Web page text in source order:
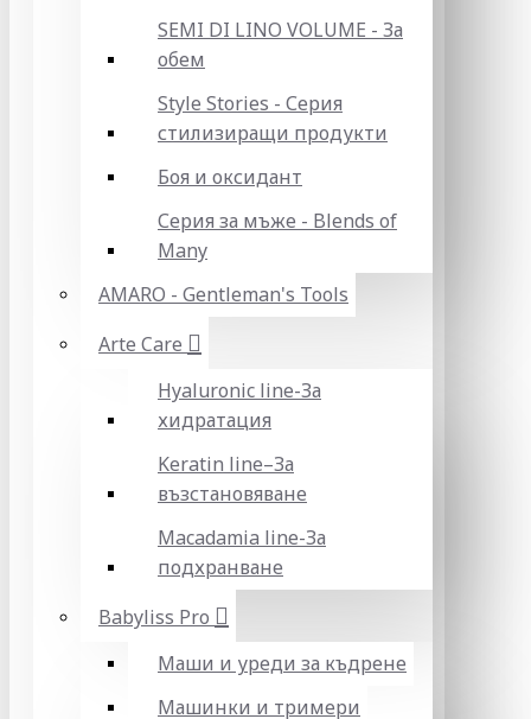
SEMI DI LINO VOLUME - За
обем
Style Stories - Серия
стилизиращи продукти
Боя и оксидант
Серия за мъже - Blends of
Many
AMARO - Gentleman's Tools
Arte Care
Hyaluronic line-За
хидратация
Keratin line–За
възстановяване
Macadamia line-За
подхранване
Babyliss Pro
Маши и уреди за къдрене
Машинки и тримери